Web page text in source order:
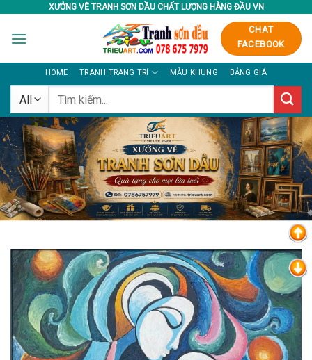
content
XƯỞNG VẼ TRANH SƠN DẦU CHẤT LƯỢNG HÀNG ĐẦU VN
CHAT
FACEBOOK
HOME TRANH TRANG TRÍ MẪU KHUNG BẢNG GIÁ
Tìm